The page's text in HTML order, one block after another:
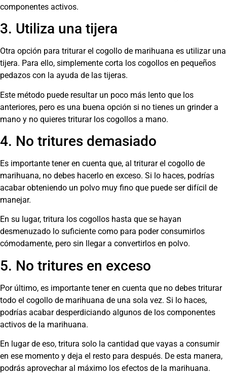
componentes activos.
3. Utiliza una tijera
Otra opción para triturar el cogollo de marihuana es utilizar una
tijera. Para ello, simplemente corta los cogollos en pequeños
pedazos con la ayuda de las tijeras.
Este método puede resultar un poco más lento que los
anteriores, pero es una buena opción si no tienes un grinder a
mano y no quieres triturar los cogollos a mano.
4. No tritures demasiado
Es importante tener en cuenta que, al triturar el cogollo de
marihuana, no debes hacerlo en exceso. Si lo haces, podrías
acabar obteniendo un polvo muy fino que puede ser difícil de
manejar.
En su lugar, tritura los cogollos hasta que se hayan
desmenuzado lo suficiente como para poder consumirlos
cómodamente, pero sin llegar a convertirlos en polvo.
5. No tritures en exceso
Por último, es importante tener en cuenta que no debes triturar
todo el cogollo de marihuana de una sola vez. Si lo haces,
podrías acabar desperdiciando algunos de los componentes
activos de la marihuana.
En lugar de eso, tritura solo la cantidad que vayas a consumir
en ese momento y deja el resto para después. De esta manera,
podrás aprovechar al máximo los efectos de la marihuana.